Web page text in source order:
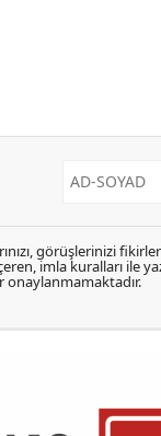
görüşlerinizi
imla kuralları ile
onaylanmamaktadır.